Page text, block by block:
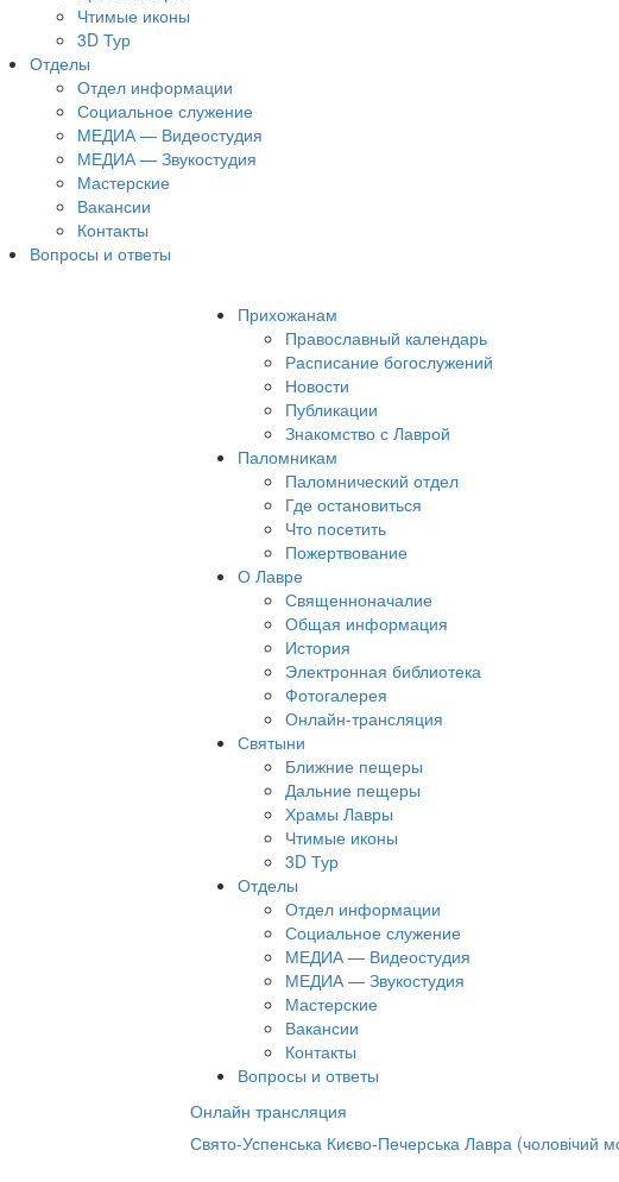
Чтимые иконы
3D Тур
Отделы
Отдел информации
Социальное служение
МЕДИА — Видеостудия
МЕДИА — Звукостудия
Мастерские
Вакансии
Контакты
Вопросы и ответы
Прихожанам
Православный календарь
Расписание богослужений
Новости
Публикации
Знакомство с Лаврой
Паломникам
Паломнический отдел
Где остановиться
Что посетить
Пожертвование
О Лавре
Священноначалие
Общая информация
История
Электронная библиотека
Фотогалерея
Онлайн-трансляция
Святыни
Ближние пещеры
Дальние пещеры
Храмы Лавры
Чтимые иконы
3D Тур
Отделы
Отдел информации
Социальное служение
МЕДИА — Видеостудия
МЕДИА — Звукостудия
Мастерские
Вакансии
Контакты
Вопросы и ответы
Онлайн трансляция
12 сентября
Свято-Успенська Києво-Печерська Лавра (чоловічий